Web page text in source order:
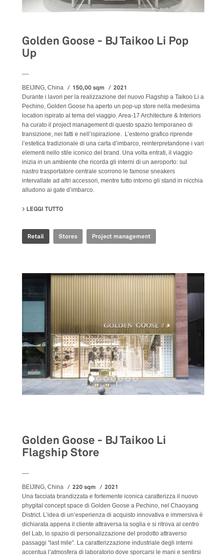
Golden Goose - BJ Taikoo Li Pop
Up
BEIJING, China 150,00 sqm 2021
Durante i lavori per la realizzazione del nuovo Flagship a Taikoo Li a
Pechino, Golden Goose ha aperto un pop-up store nella medesima
location ispirato al tema del viaggio. Area-17 Architecture & Interiors
ha curato il project management di questo spazio temporaneo di
transizione, nei fatti e nell’ispirazione. L’esterno grafico riprende
l’estetica tradizionale di una carta d’imbarco, reinterpretandone i vari
elementi nello stile iconico del brand. Una volta entrati, il viaggio
inizia in un ambiente che ricorda gli interni di un aeroporto: sul
nastro trasportatore centrale scorrono le famose sneakers
intervallate ad altri accessori, mentre tutto intorno gli stand in nicchia
alludono ai gate d’imbarco.
LEGGI TUTTO
Retail Stores Project management
Golden Goose - BJ Taikoo Li
Flagship Store
BEIJING, China 220 sqm 2021
Una facciata brandizzata e fortemente iconica caratterizza il nuovo
phygital concept space di Golden Goose a Pechino, nel Chaoyang
District. L’idea di un’esperienza di acquisto innovativa e immersiva è
dichiarata appena il cliente attraversa la soglia e si ritrova al centro
del Lab, lo spazio di personalizzazione del prodotto attraverso
passaggi “last mile”. La caratterizzazione industriale degli interni
accentua l’atmosfera di laboratorio dove sporcarsi le mani e sentirsi